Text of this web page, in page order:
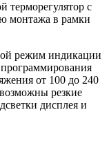
терморегулятор с
монтажа в рамки
режим индикации
от 100 до 240
резкие
дисплея и